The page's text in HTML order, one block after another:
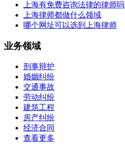
上海有免费咨询法律的律师吗
上海律师都做什么领域
哪个网址可以选到上海律师
业务领域
刑事辩护
婚姻纠纷
交通事故
劳动纠纷
建筑工程
房产纠纷
经济合同
查看更多